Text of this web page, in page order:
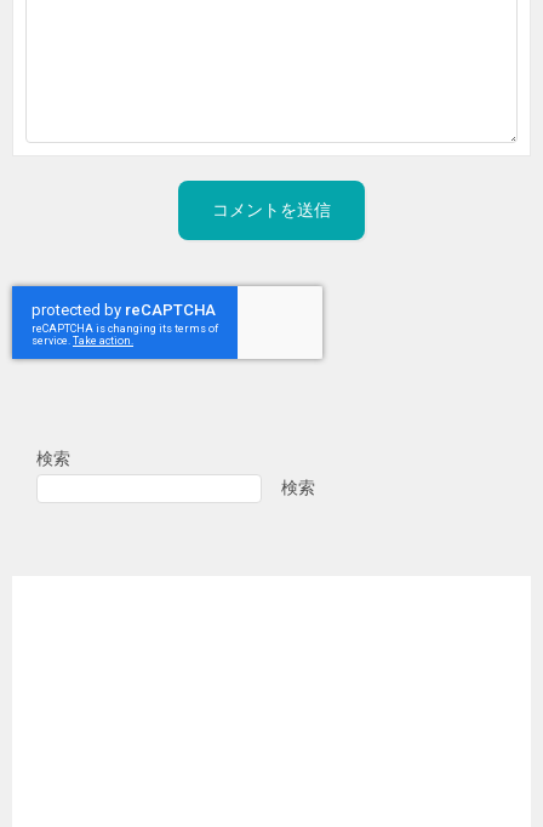
検索
検索